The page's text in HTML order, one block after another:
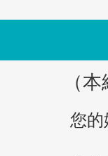
（
您的